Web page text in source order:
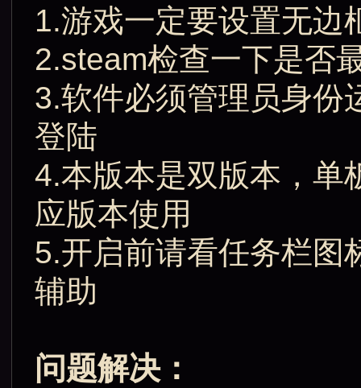
1.游戏一定要设置无边
2.steam检查一下是否
3.软件必须管理员身份
登陆
4.本版本是双版本，单
应版本使用
5.开启前请看任务栏图
辅助
问题解决：